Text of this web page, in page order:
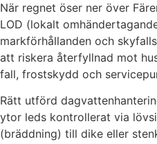
När regnet öser ner över
LOD (lokalt
markförhållanden och
att riskera återfyllnad mot
fall, frostskydd och
Rätt utförd
ytor leds kontrollerat via
(bräddning) till dike eller